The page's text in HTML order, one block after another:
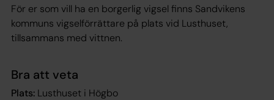
För er som vill ha en borgerlig vigsel finns Sandvikens
kommuns vigselförrättare på plats vid Lusthuset,
tillsammans med vittnen.
Bra att veta
Plats: Lusthuset i Högbo